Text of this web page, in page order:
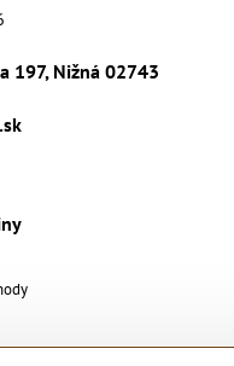
197, Nižná 02743